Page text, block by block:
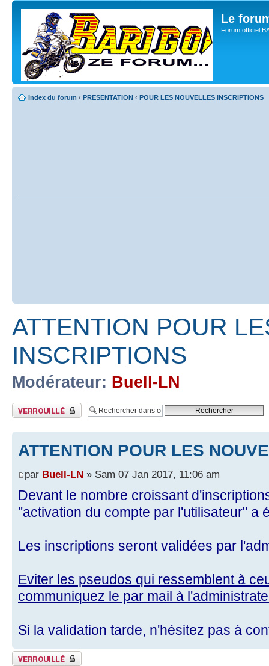
Le
Forum officiel
Index du forum ‹ PRESENTATION ‹ POUR LES NOUVELLES INSCRIPTIONS
ATTENTION POUR
INSCRIPTIONS
Modérateur: Buell-LN
Sujet verrouillé
ATTENTION POUR LES
par Buell-LN » Sam 07 Jan 2017, 11:06 am
Devant le nombre croissant
"activation du compte par l'utilisateur" a
Les inscriptions seront validées par
Eviter les pseudos qui ressemblent à
communiquez le par mail à
Si la validation tarde, n'hésitez pas à
Sujet verrouillé